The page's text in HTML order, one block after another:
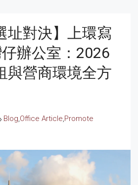
址對決】上環寫
辦公室：2026
與營商環境全方
Blog,Office Article,Promote